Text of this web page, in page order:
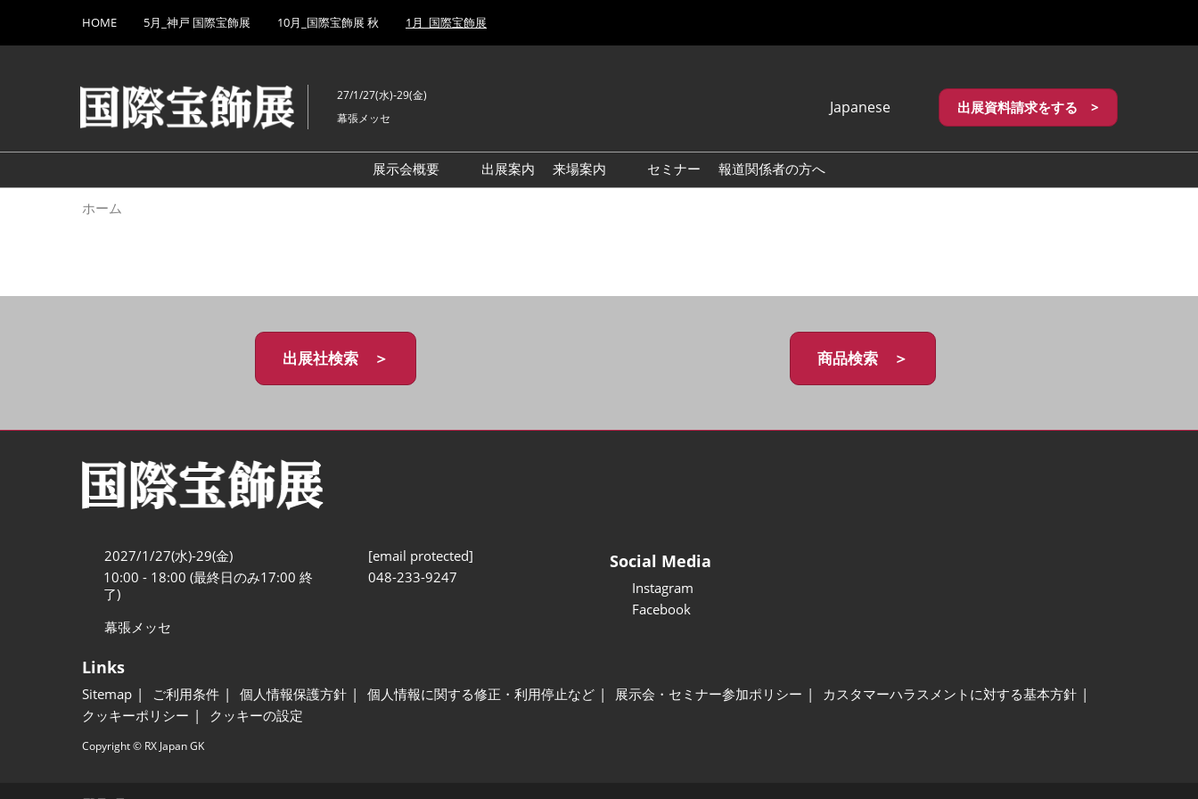
キ
し
て
to
HOME 5月_神戸 国際宝飾展 10月_国際宝飾展 秋 1月_国際宝飾展
27/1/27(水)-29(金)
幕張メッセ
Japanese
English
繁體中文
出展資料請求をする >
展示会概要
出展案内
来場案内
セミナー 報道関係者の方へ
ホーム
出展社検索 ＞ 商品検索 ＞
2027/1/27(水)-29(金)
10:00 - 18:00 (最終日のみ17:00 終
了)
幕張メッセ
[email protected]
048-233-9247
Social Media
Instagram
Facebook
Links
Sitemap ご利用条件 個人情報保護方針 個人情報に関する修正・利用停止など 展示会・セミナー参加ポリシー
カスタマーハラスメントに対する基本方針
クッキーポリシー
クッキーの設定
Copyright © RX Japan GK